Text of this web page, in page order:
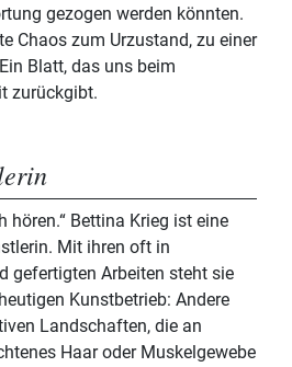
gezogen werden könnten.
Chaos zum Urzustand, zu einer
Blatt, das uns beim
zurückgibt.
hören.“ Bettina Krieg ist eine
Mit ihren oft in
gefertigten Arbeiten steht sie
Kunstbetrieb: Andere
Landschaften, die an
Haar oder Muskelgewebe